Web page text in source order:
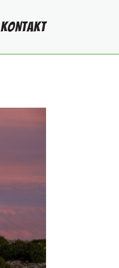
KONTAKT